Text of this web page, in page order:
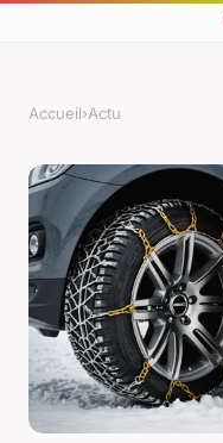
Accueil›Actu